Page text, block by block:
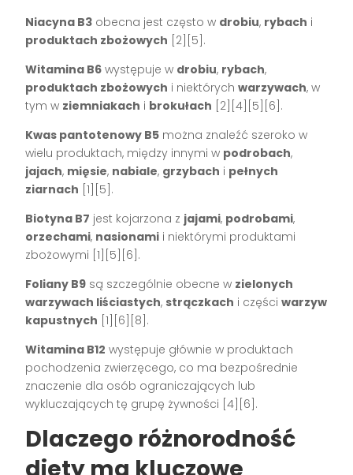
Niacyna B3 obecna jest często w drobiu, rybach i
produktach zbożowych [2][5].
Witamina B6 występuje w drobiu, rybach,
produktach zbożowych i niektórychwarzywach, w
tym w ziemniakach i brokułach [2][4][5][6].
Kwas pantotenowy B5 można znaleźć szeroko w
wielu produktach, między innymi w podrobach,
jajach, mięsie, nabiale, grzybach i pełnych
ziarnach [1][5].
Biotyna B7 jest kojarzona z jajami, podrobami,
orzechami, nasionami i niektórymi produktami
zbożowymi [1][5][6].
Foliany B9 są szczególnie obecne w zielonych
warzywach liściastych, strączkach i częściwarzyw
kapustnych [1][6][8].
Witamina B12 występuje głównie w produktach
pochodzenia zwierzęcego, co ma bezpośrednie
znaczenie dla osób ograniczających lub
wykluczających tę grupę żywności [4][6].
Dlaczego różnorodność